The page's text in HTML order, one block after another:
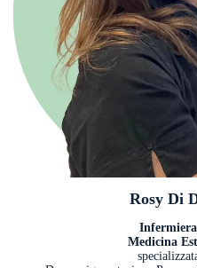
Rosy Di
Medicina